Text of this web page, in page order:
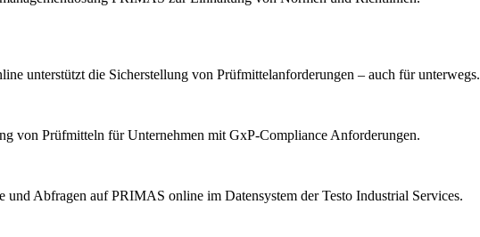
unterstützt die Sicherstellung von Prüfmittelanforderungen – auch für unterwegs.
von Prüfmitteln für Unternehmen mit GxP-Compliance Anforderungen.
Abfragen auf PRIMAS online im Datensystem der Testo Industrial Services.